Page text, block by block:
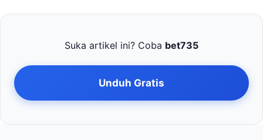
Suka artikel ini? Coba bet735
Unduh Gratis